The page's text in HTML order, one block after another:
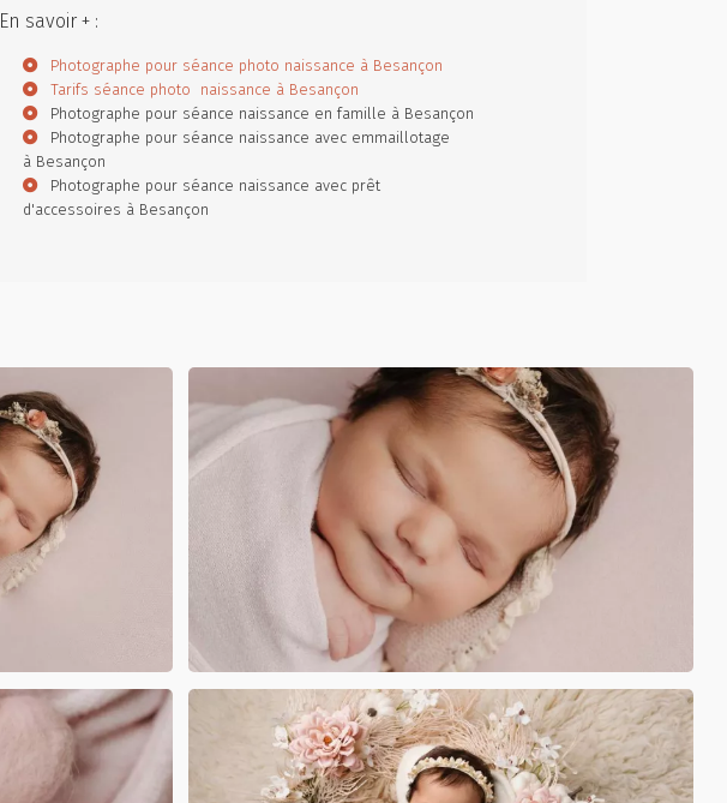
En savoir + :
Photographe pour séance photo naissance à Besançon
Tarifs séance photo naissance à Besançon
Photographe pour séance naissance en famille à Besançon
Photographe pour séance naissance avec emmaillotage
à Besançon
Photographe pour séance naissance avec prêt
d'accessoires à Besançon